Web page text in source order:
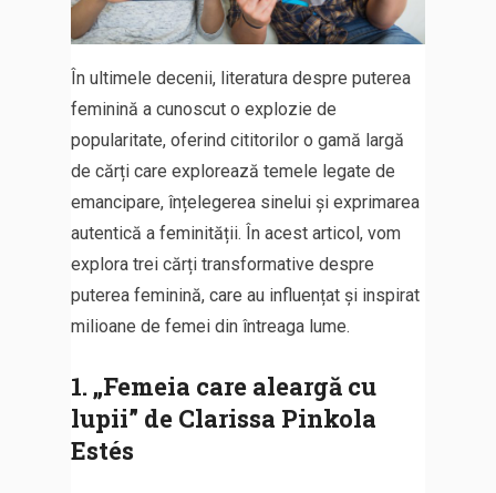
În ultimele decenii, literatura despre puterea
feminină a cunoscut o explozie de
popularitate, oferind cititorilor o gamă largă
de cărți care explorează temele legate de
emancipare, înțelegerea sinelui și exprimarea
autentică a feminității. În acest articol, vom
explora trei cărți transformative despre
puterea feminină, care au influențat și inspirat
milioane de femei din întreaga lume.
1. „Femeia care aleargă cu
lupii” de Clarissa Pinkola
Estés